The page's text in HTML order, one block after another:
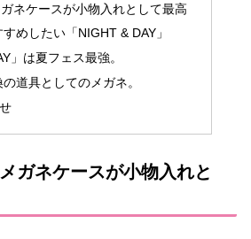
ネケースが小物入れとして最高
めしたい「NIGHT & DAY」
」は夏フェス最強。
道具としてのメガネ。
ガネケースが小物入れと